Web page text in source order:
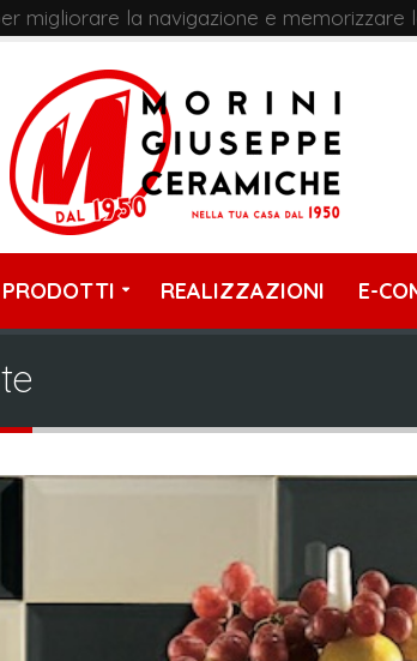
migliorare la navigazione e memorizzare
PRODOTTI REALIZZAZIONI E-